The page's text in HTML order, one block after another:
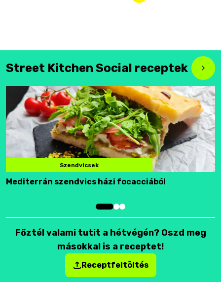
Street Kitchen Social receptek
Szendvicsek
Mediterrán szendvics házi focacciából
Főztél valami tutit a hétvégén? Oszd meg
másokkal is a receptet!
Receptfeltöltés